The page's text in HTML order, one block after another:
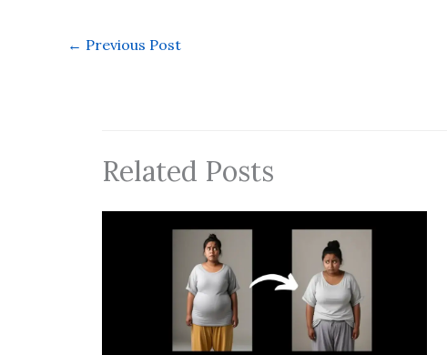
← Previous Post
Related Posts